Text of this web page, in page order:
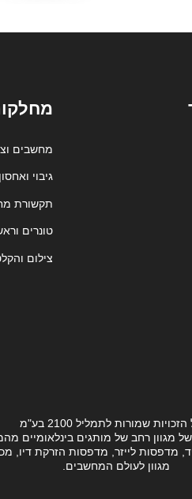
מחשבים
גיבוי ואחסון
תקשורת
טונרים
צילום
שמורות לתמליל 2100 בע"מ
מגוון רחב של מותגים בינלאומיים
לייזר, מדפסות הזרקת דיו,
מגוון לעולם המחשבים.